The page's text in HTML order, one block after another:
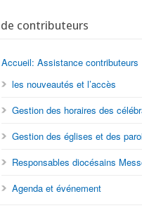
contributeurs
Accueil: Assistance contributeurs
les nouveautés et l’accès
Gestion des horaires des
Gestion des églises et des
Responsables diocésains
Agenda et événement